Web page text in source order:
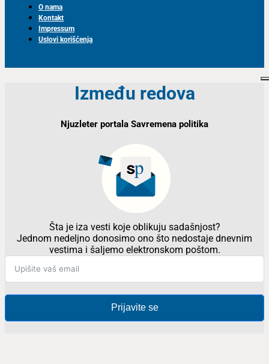
O nama
Kontakt
Impressum
Uslovi korišćenja
Između redova
Njuzleter portala Savremena politika
Šta je iza vesti koje oblikuju sadašnjost?
Jednom nedeljno donosimo ono što nedostaje dnevnim
vestima i šaljemo elektronskom poštom.
Prijavite se